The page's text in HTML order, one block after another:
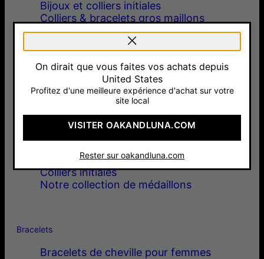
Bijoux et colliers initiales
Colliers & bracelets gros maillons
Bijoux pour elle
Sélection cadeaux – jusqu’à 150 euros
Sélection cadeaux – jusqu’à 250 euros
Bagues
Boucles d'oreilles pour femmes
Colliers à maillons & plus
Colliers initiales
Notre collection de médaillons
Bracelets
Bracelets de cheville pour femmes
On dirait que vous faites vos achats depuis
United States
Profitez d'une meilleure expérience d'achat sur votre
site local
VISITER OAKANDLUNA.COM
Rester sur oakandluna.com